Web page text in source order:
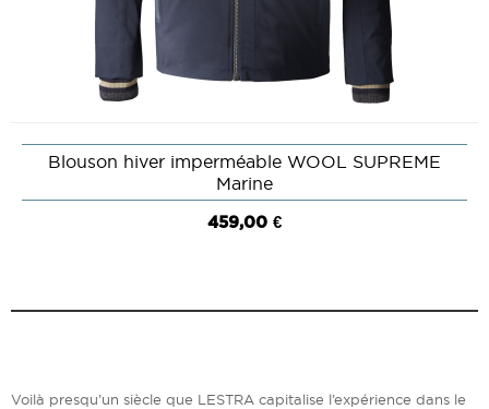
Blouson hiver imperméable WOOL SUPREME
Marine
459,00 €
Voilà presqu’un siècle que LESTRA capitalise l’expérience dans le